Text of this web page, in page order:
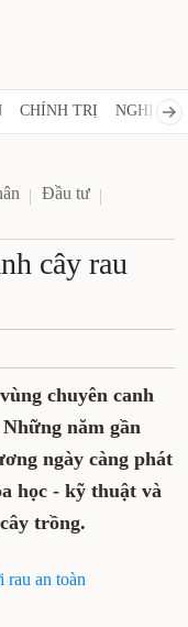
CHÍNH TRỊ NGHỊ
Đầu tư
cây rau
chuyên canh
năm gần
ngày càng phát
học - kỹ thuật và
trồng.
rau an toàn